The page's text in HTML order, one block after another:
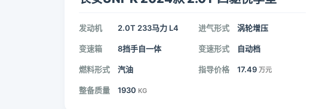
发动机 2.0T 233马力 L4 进气形式 涡轮增压
变速箱 8挡手自一体 变速形式 自动档
燃料形式 汽油 指导价格 17.49 万元
整备质量 1930 KG